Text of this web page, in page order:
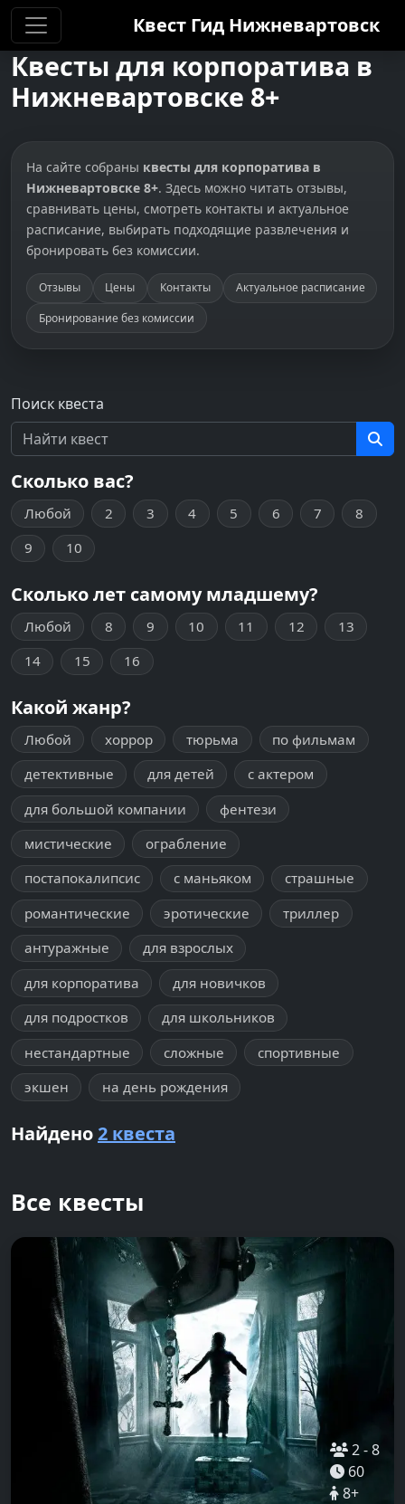
Квест Гид Нижневартовск
Квесты для корпоратива в
Нижневартовске 8+
На сайте собраны квесты для корпоратива в
Нижневартовске 8+. Здесь можно читать отзывы,
сравнивать цены, смотреть контакты и актуальное
расписание, выбирать подходящие развлечения и
бронировать без комиссии.
Отзывы Цены Контакты
Актуальное расписание
Бронирование без комиссии
Поиск квеста
Сколько вас?
Любой 2 3 4 5 6 7
8
9
10
Сколько лет самому младшему?
Любой 8 9 10 11 12
13
14
15 16
Какой жанр?
Любой хоррор тюрьма
по фильмам
детективные
для детей
с актером
для большой компании
фентези
мистические
ограбление
постапокалипсис
с маньяком
страшные
романтические
эротические
триллер
антуражные
для взрослых
для корпоратива
для новичков
для подростков
для школьников
нестандартные
сложные
спортивные
экшен
на день рождения
Найдено2 квеста
Все квесты
2-8
60
8+